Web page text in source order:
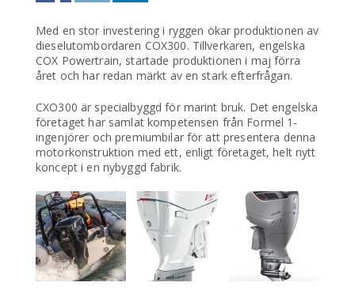
Med en stor investering i ryggen ökar produktionen av
dieselutombordaren COX300. Tillverkaren, engelska
COX Powertrain, startade produktionen i maj förra
året och har redan märkt av en stark efterfrågan.
CXO300 är specialbyggd för marint bruk. Det engelska
företaget har samlat kompetensen från Formel 1-
ingenjörer och premiumbilar för att presentera denna
motorkonstruktion med ett, enligt företaget, helt nytt
koncept i en nybyggd fabrik.